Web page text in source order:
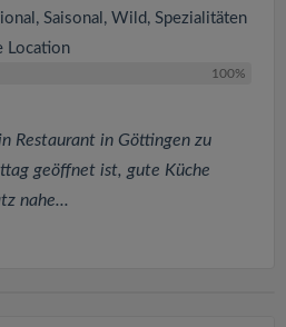
Saisonal, Wild, Spezialitäten
Location
100%
Restaurant in Göttingen zu
geöffnet ist, gute Küche
nahe...